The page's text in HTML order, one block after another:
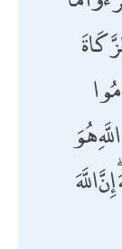
هُوَ
اللَّهَ